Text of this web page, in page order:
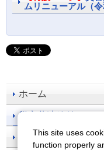
ホーム
災害共済給付
事故防止
ムリニューアル（
This site uses
function properly